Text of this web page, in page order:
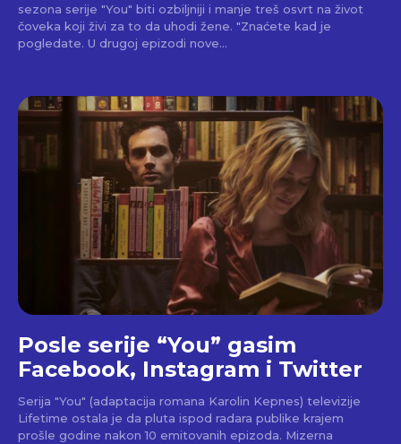
sezona serije "You" biti ozbiljniji i manje treš osvrt na život
čoveka koji živi za to da uhodi žene. "Znaćete kad je
pogledate. U drugoj epizodi nove...
Posle serije “You” gasim
Facebook, Instagram i Twitter
Serija "You" (adaptacija romana Karolin Kepnes) televizije
Lifetime ostala je da pluta ispod radara publike krajem
prošle godine nakon 10 emitovanih epizoda. Mizerna